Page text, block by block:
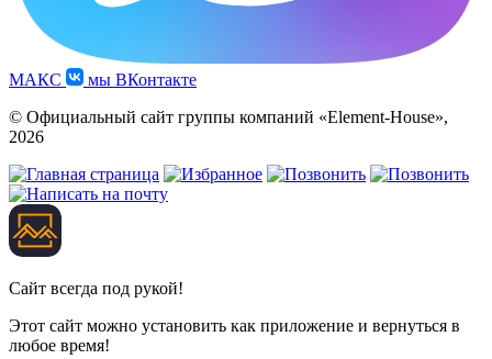
МАКС
мы ВКонтакте
© Официальный сайт группы компаний «Element-House»,
2026
Сайт всегда под рукой!
Этот сайт можно установить как приложение и вернуться в
любое время!